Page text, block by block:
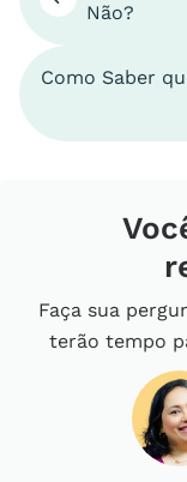
Não?
Como Saber
Faça sua
terão tempo